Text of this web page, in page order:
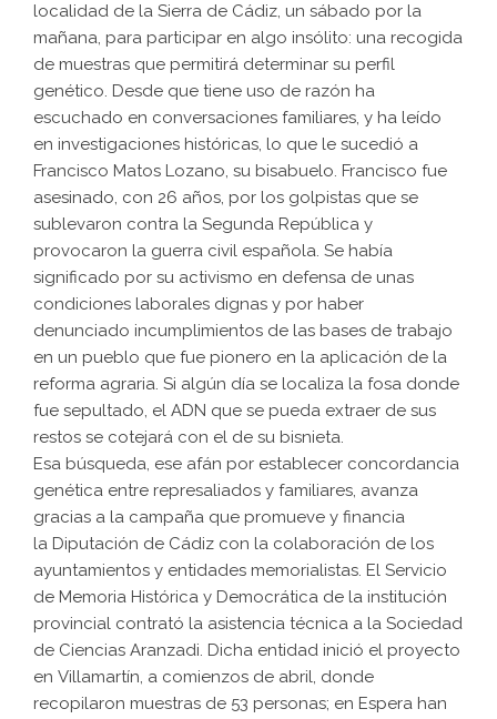
localidad de la Sierra de Cádiz, un sábado por la
mañana, para participar en algo insólito: una recogida
de muestras que permitirá determinar su perfil
genético. Desde que tiene uso de razón ha
escuchado en conversaciones familiares, y ha leído
en investigaciones históricas, lo que le sucedió a
Francisco Matos Lozano, su bisabuelo. Francisco fue
asesinado, con 26 años, por los golpistas que se
sublevaron contra la Segunda República y
provocaron la guerra civil española. Se había
significado por su activismo en defensa de unas
condiciones laborales dignas y por haber
denunciado incumplimientos de las bases de trabajo
en un pueblo que fue pionero en la aplicación de la
reforma agraria. Si algún día se localiza la fosa donde
fue sepultado, el ADN que se pueda extraer de sus
restos se cotejará con el de su bisnieta.
Esa búsqueda, ese afán por establecer concordancia
genética entre represaliados y familiares, avanza
gracias a la campaña que promueve y financia
la Diputación de Cádiz con la colaboración de los
ayuntamientos y entidades memorialistas. El Servicio
de Memoria Histórica y Democrática de la institución
provincial contrató la asistencia técnica a la Sociedad
de Ciencias Aranzadi. Dicha entidad inició el proyecto
en Villamartín, a comienzos de abril, donde
recopilaron muestras de 53 personas; en Espera han